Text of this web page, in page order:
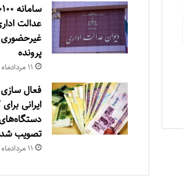
عدالت
پرونده
۱۱ مرداد‌ماه ۱۴۰۵
فعال
ایرانی
تصویب شد
۱۱ مرداد‌ماه ۱۴۰۵